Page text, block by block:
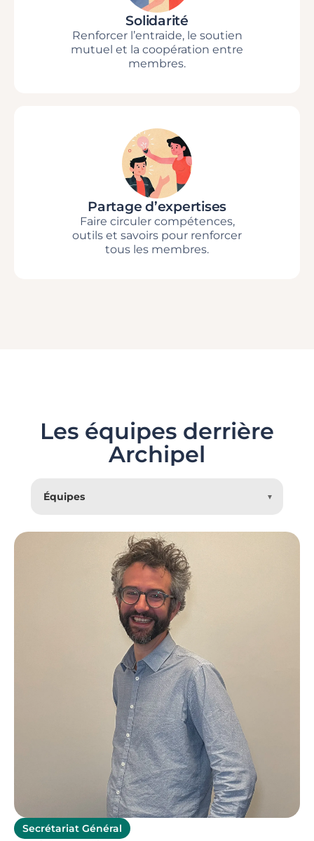
Solidarité
Renforcer l’entraide, le soutien
mutuel et la coopération entre
membres.
Partage d’expertises
Faire circuler compétences,
outils et savoirs pour renforcer
tous les membres.
Les équipes derrière
Archipel
Équipes ▼
Secrétariat Général